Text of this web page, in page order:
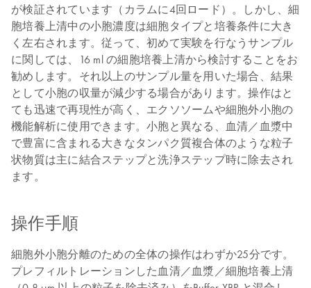
が検証されています（カラムに4回ロード）。しかし、細
胞培養上清中の小胞濃度は細胞タイプと培養条件に大き
く左右されます。従って、初めて実験を行なうサンプル
に関しては、16 ml の細胞培養上清から検討することをお
勧めします。それ以上のサンプル量を用いた場合、結果
として小胞の収量が減少する場合があります。操作はと
ても迅速で再現性が高く、エクソソームや細胞外小胞の
機能解析に使用できます。小胞と異なる、血清／血漿中
で豊富に含まれる大きなタンパク質複合体のような粒子
状物質は主に結合ステップと洗浄ステップ時に除去され
ます。
操作手順
細胞外小胞分離のための全体の操作はわずか25分です。
プレフィルトレーションした血清／血漿／細胞培養上清